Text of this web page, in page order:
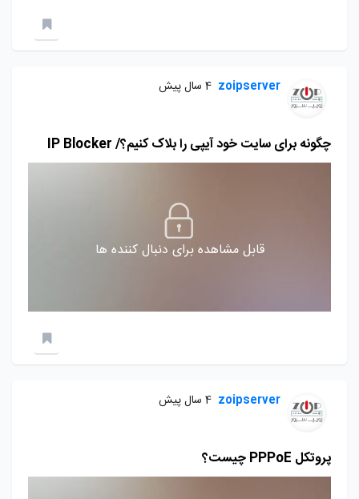
zoipserver 4 سال پیش
چگونه برای سایت خود آیپی را بلاک کنیم؟/ IP Blocker
قابل مشاهده برای دنبال کننده ها
zoipserver 4 سال پیش
پروتکل PPPoE چیست؟